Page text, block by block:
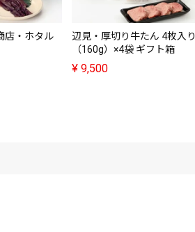
店・ホタル
辺見・厚切り牛たん 4枚入り
（160g）×4袋 ギフト箱
¥ 9,500